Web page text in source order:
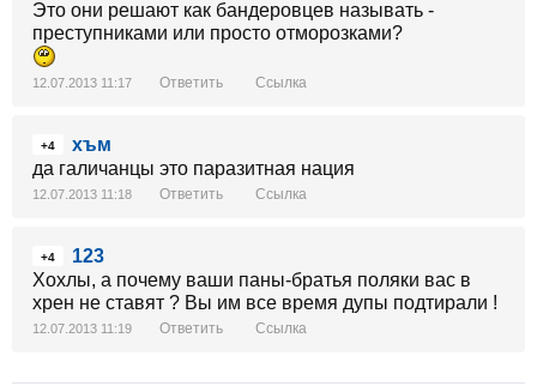
Это они решают как бандеровцев называть -
преступниками или просто отморозками?
12.07.2013 11:17 Ответить Ссылка
+4
хъм
да галичанцы это паразитная нация
12.07.2013 11:18 Ответить Ссылка
+4
123
Хохлы, а почему ваши паны-братья поляки вас в
хрен не ставят ? Вы им все время дупы подтирали !
12.07.2013 11:19 Ответить Ссылка